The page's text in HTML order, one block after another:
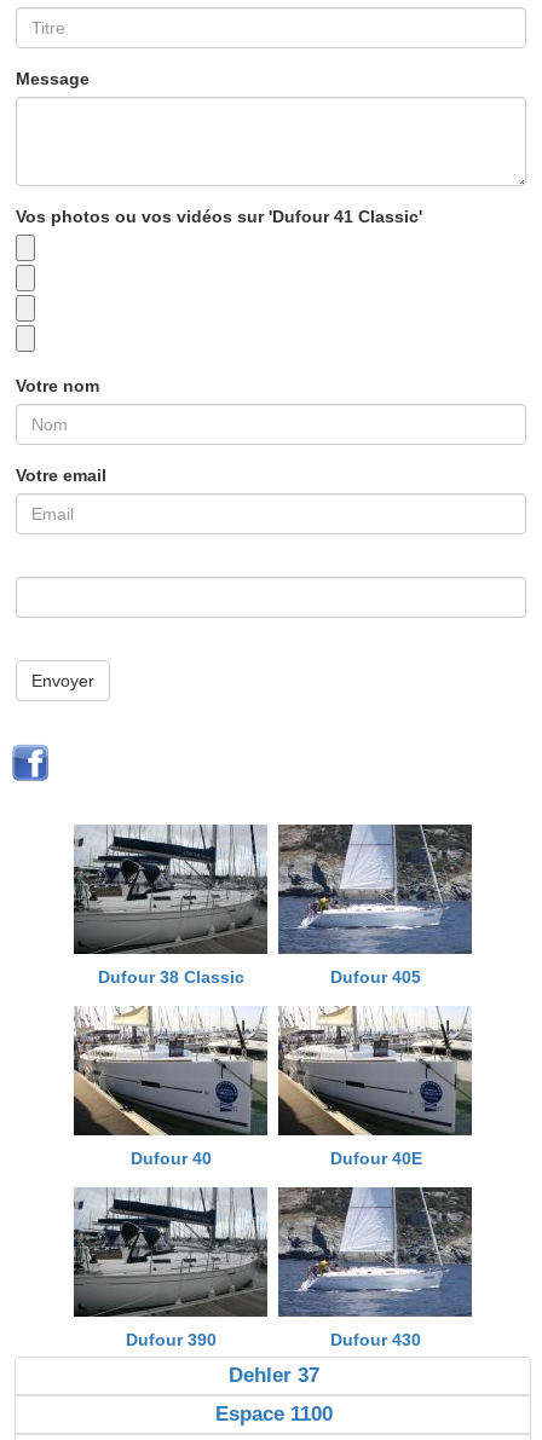
Message
Vos photos ou vos vidéos sur 'Dufour 41 Classic'
Votre nom
Votre email
Envoyer
Dufour 38 Classic Dufour 405
Dufour 40 Dufour 40E
Dufour 390 Dufour 430
Dehler 37
Espace 1100